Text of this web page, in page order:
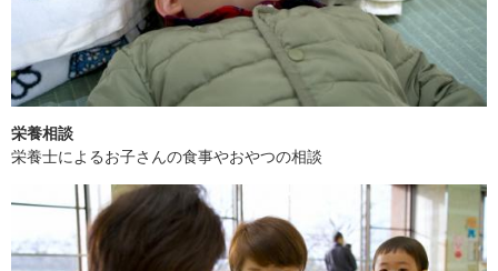
栄養相談
栄養士によるお子さんの食事やおやつの相談